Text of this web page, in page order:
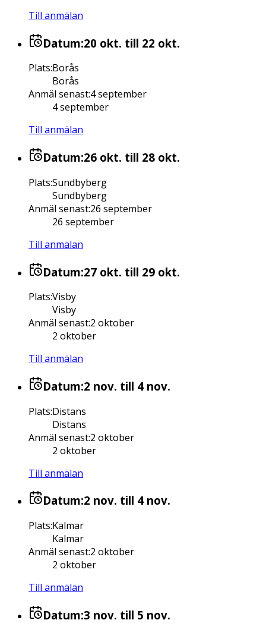
Till anmälan
Datum:20 okt. till 22 okt.
Plats:Borås
Borås
Anmäl senast:4 september
4 september
Till anmälan
Datum:26 okt. till 28 okt.
Plats:Sundbyberg
Sundbyberg
Anmäl senast:26 september
26 september
Till anmälan
Datum:27 okt. till 29 okt.
Plats:Visby
Visby
Anmäl senast:2 oktober
2 oktober
Till anmälan
Datum:2 nov. till 4 nov.
Plats:Distans
Distans
Anmäl senast:2 oktober
2 oktober
Till anmälan
Datum:2 nov. till 4 nov.
Plats:Kalmar
Kalmar
Anmäl senast:2 oktober
2 oktober
Till anmälan
Datum:3 nov. till 5 nov.